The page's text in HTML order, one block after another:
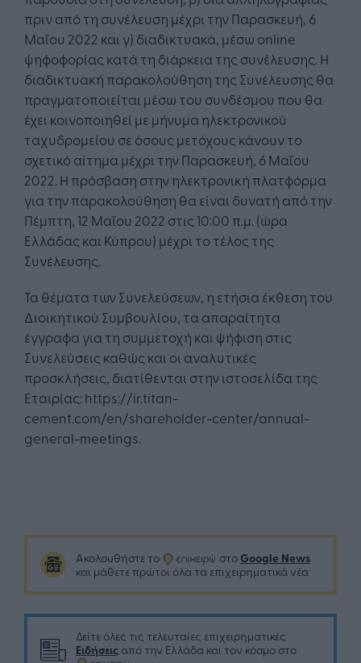
πριν από τη συνέλευση μέχρι την Παρασκευή, 6
Μαΐου 2022 και γ) διαδικτυακά, μέσω online
ψηφοφορίας κατά τη διάρκεια της συνέλευσης. H
διαδικτυακή παρακολούθηση της Συνέλευσης θα
πραγματοποιείται μέσω του συνδέσμου που θα
έχει κοινοποιηθεί με μήνυμα ηλεκτρονικού
ταχυδρομείου σε όσους μετόχους κάνουν το
σχετικό αίτημα μέχρι την Παρασκευή, 6 Μαΐου
2022. Η πρόσβαση στην ηλεκτρονική πλατφόρμα
για την παρακολούθηση θα είναι δυνατή από την
Πέμπτη, 12 Μαΐου 2022 στις 10:00 π.μ. (ώρα
Ελλάδας και Κύπρου) μέχρι το τέλος της
Συνέλευσης.
Τα θέματα των Συνελεύσεων, η ετήσια έκθεση του
Διοικητικού Συμβουλίου, τα απαραίτητα
έγγραφα για τη συμμετοχή και ψήφιση στις
Συνελεύσεις καθώς και οι αναλυτικές
προσκλήσεις, διατίθενται στην ιστοσελίδα της
Εταιρίας: https://ir.titan-
cement.com/en/shareholder-center/annual-
general-meetings.
Ακολουθήστε το στο Google News
και μάθετε πρώτοι όλα τα επιχειρηματικά νέα
Δείτε όλες τις τελευταίες επιχειρηματικές
Ειδήσεις από την Ελλάδα και τον κόσμο στο